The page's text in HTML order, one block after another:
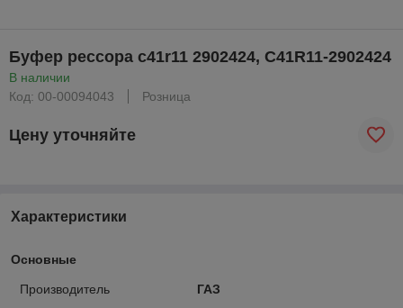
Буфер рессора с41r11 2902424, С41R11-2902424
В наличии
Код: 00-00094043
Розница
Цену уточняйте
Характеристики
Основные
Производитель
ГАЗ